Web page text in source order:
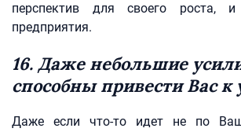
перспектив для своего роста, и
предприятия.
16. Даже небольшие
способны привести Вас к
Даже если что-то идет не по